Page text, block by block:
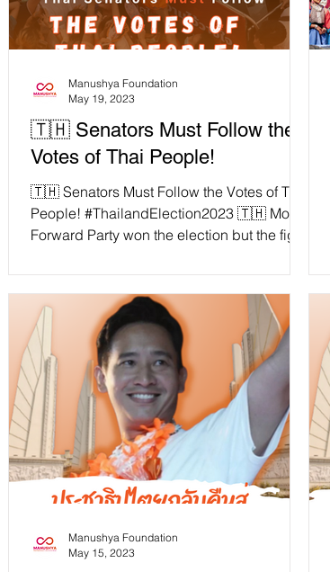
🇹🇭 Senators Must Follow the
Votes of Thai People!
🇹🇭 Senators Must Follow the Votes of Thai
People! #ThailandElection2023 🇹🇭 Move
Forward Party won the election but the fight
Manushya Foundation
May 19, 2023
Manushya Foundation
May 15, 2023